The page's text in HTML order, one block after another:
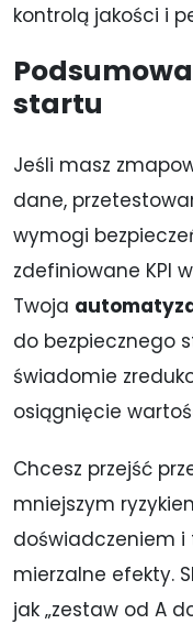
kontrolą jakości i
startu
Jeśli masz
dane,
wymogi
zdefiniowane KPI
Twoja
do bezpiecznego
świadomie
osiągnięcie
Chcesz przejść
mniejszym
doświadczeniem i
mierzalne efekty.
jak „zestaw od A